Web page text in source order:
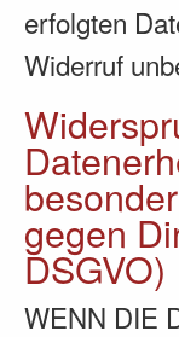
erfolgten
Widerruf
gegen
DSGVO)
WENN DIE